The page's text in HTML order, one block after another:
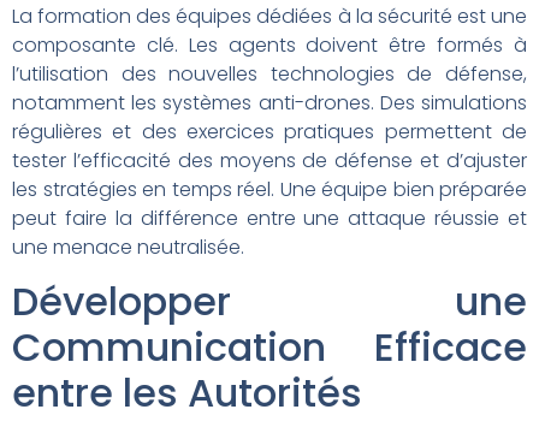
La formation des équipes dédiées à la sécurité est une
composante clé. Les agents doivent être formés à
l’utilisation des nouvelles technologies de défense,
notamment les systèmes anti-drones. Des simulations
régulières et des exercices pratiques permettent de
tester l’efficacité des moyens de défense et d’ajuster
les stratégies en temps réel. Une équipe bien préparée
peut faire la différence entre une attaque réussie et
une menace neutralisée.
Développer une
Communication Efficace
entre les Autorités